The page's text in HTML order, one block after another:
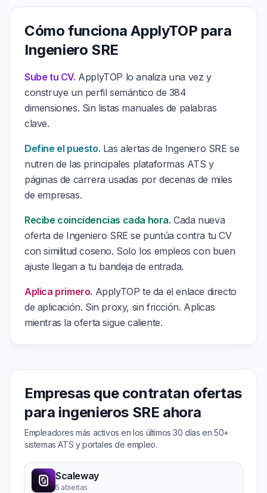
Cómo funciona ApplyTOP para
Ingeniero SRE
Sube tu CV. ApplyTOP lo analiza una vez y
construye un perfil semántico de 384
dimensiones. Sin listas manuales de palabras
clave.
Define el puesto. Las alertas de Ingeniero SRE se
nutren de las principales plataformas ATS y
páginas de carrera usadas por decenas de miles
de empresas.
Recibe coincidencias cada hora. Cada nueva
oferta de Ingeniero SRE se puntúa contra tu CV
con similitud coseno. Solo los empleos con buen
ajuste llegan a tu bandeja de entrada.
Aplica primero. ApplyTOP te da el enlace directo
de aplicación. Sin proxy, sin fricción. Aplicas
mientras la oferta sigue caliente.
Empresas que contratan ofertas
para ingenieros SRE ahora
Empleadores más activos en los últimos 30 días en 50+
sistemas ATS y portales de empleo.
Scaleway
5 abiertas